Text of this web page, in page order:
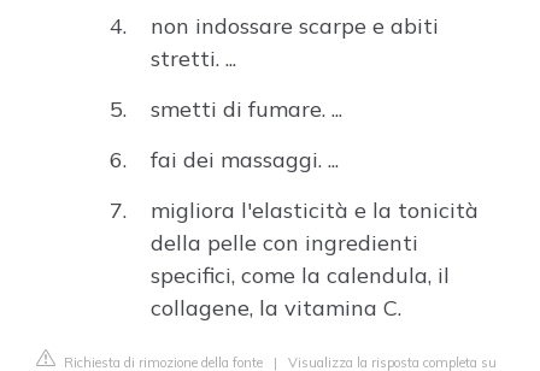
non indossare scarpe e abiti
stretti. ...
smetti di fumare. ...
fai dei massaggi. ...
migliora l'elasticità e la tonicità
della pelle con ingredienti
specifici, come la calendula, il
collagene, la vitamina C.
Richiesta di rimozione della fonte | Visualizza la risposta completa su